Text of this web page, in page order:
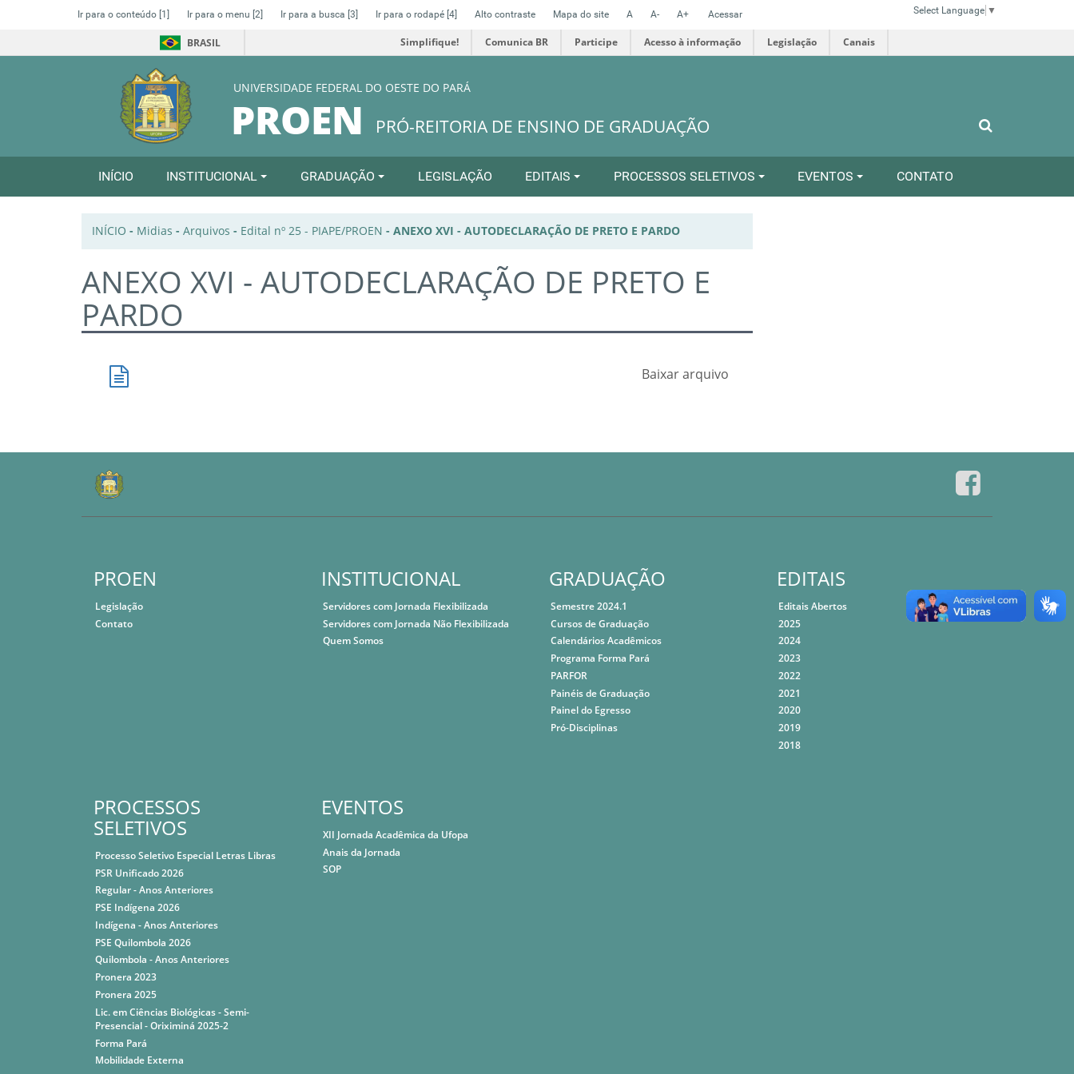
Ir para o conteúdo [1] Ir para o menu [2] Ir para a busca [3] Ir para o rodapé [4] Alto contraste Mapa do site A A- A+ Acessar Select Language ▼
BRASIL Simplifique! Comunica BR Participe Acesso à informação Legislação Canais
UNIVERSIDADE FEDERAL DO OESTE DO PARÁ
PROEN PRÓ-REITORIA DE ENSINO DE GRADUAÇÃO
INÍCIO INSTITUCIONAL GRADUAÇÃO LEGISLAÇÃO EDITAIS PROCESSOS SELETIVOS EVENTOS CONTATO
INÍCIO - Midias - Arquivos - Edital nº 25 - PIAPE/PROEN - ANEXO XVI - AUTODECLARAÇÃO DE PRETO E PARDO
ANEXO XVI - AUTODECLARAÇÃO DE PRETO E
PARDO
Baixar arquivo
PROEN
Legislação
Contato
INSTITUCIONAL
Servidores com Jornada Flexibilizada
Servidores com Jornada Não Flexibilizada
Quem Somos
GRADUAÇÃO
Semestre 2024.1
Cursos de Graduação
Calendários Acadêmicos
Programa Forma Pará
PARFOR
Painéis de Graduação
Painel do Egresso
Pró-Disciplinas
EDITAIS
Editais Abertos
2025
2024
2023
2022
2021
2020
2019
2018
PROCESSOS
SELETIVOS
Processo Seletivo Especial Letras Libras
PSR Unificado 2026
Regular - Anos Anteriores
PSE Indígena 2026
Indígena - Anos Anteriores
PSE Quilombola 2026
Quilombola - Anos Anteriores
Pronera 2023
Pronera 2025
Lic. em Ciências Biológicas - Semi-
Presencial - Oriximiná 2025-2
Forma Pará
Mobilidade Externa
EVENTOS
XII Jornada Acadêmica da Ufopa
Anais da Jornada
SOP